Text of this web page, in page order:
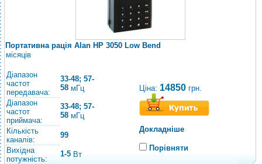
Портативна рація Alan HP 3050 Low Bend
місяців
Діапазон
частот
передавача:
33-48; 57-
58 мГц
Діапазон
частот
приймача:
33-48; 57-
58 мГц
Кількість
каналів:
99
Вихідна
потужність:
1-5 Вт
Ціна: 14850 грн.
Докладніше
Порівняти